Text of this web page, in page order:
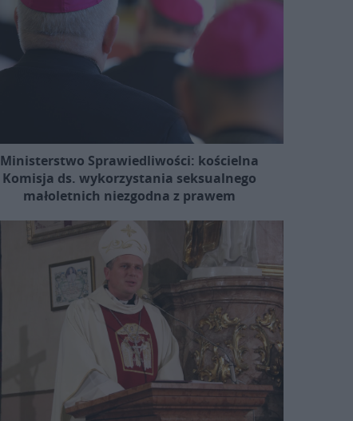
Ministerstwo Sprawiedliwości: kościelna
Komisja ds. wykorzystania seksualnego
małoletnich niezgodna z prawem